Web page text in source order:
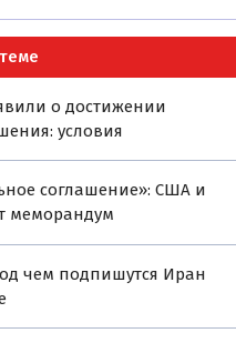
о достижении
условия
соглашение»: США и
меморандум
чем подпишутся Иран